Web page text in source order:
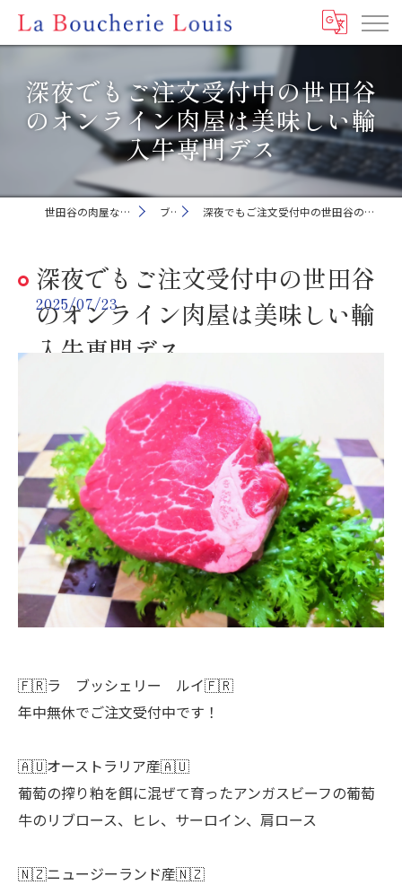
深夜でもご注文受付中の世田谷
のオンライン肉屋は美味しい輸
入牛専門デス
世田谷の肉屋ならLa Boucherie Louis ブログ 深夜でもご注文受付中の世田谷のオンライン肉屋は美味しい輸入牛専門デス
深夜でもご注文受付中の世田谷
のオンライン肉屋は美味しい輸
入牛専門デス
2025/07/23
🇫🇷ラ ブッシェリー ルイ🇫🇷
年中無休でご注文受付中です！
🇦🇺オーストラリア産🇦🇺
葡萄の搾り粕を餌に混ぜて育ったアンガスビーフの葡萄
牛のリブロース、ヒレ、サーロイン、肩ロース
🇳🇿ニュージーランド産🇳🇿